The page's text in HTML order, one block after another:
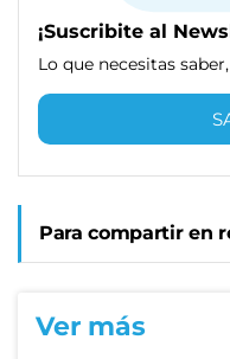
¡Suscribite al
Lo que necesitas
Para compartir en
Ver más